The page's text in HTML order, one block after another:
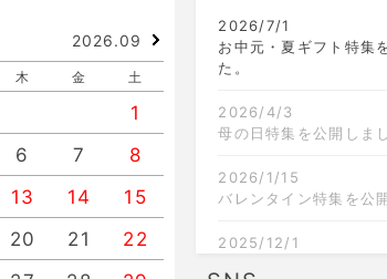
2026.09
木 金 土
1
6 7
8
13 14
15
20 21
22
9
日
13
14 15
20
21
2026/7/1
お中元・夏ギフト特集
た。
2026/4/3
母の日特集を公開しま
2026/1/15
バレンタイン特集を公
2025/12/1